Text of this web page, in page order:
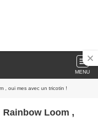
MENU
, oui mes avec un tricotin !
Loom ,